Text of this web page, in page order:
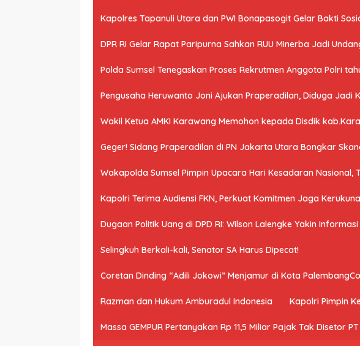
Kapolres Tapanuli Utara dan PWI Bonapasogit Gelar Bakti
DPR RI Gelar Rapat Paripurna Sahkan RUU Minerba Jadi
Polda Sumsel Tenegaskan Proses Rekrutmen Anggota Polri
Pengusaha Heruwanto Joni Ajukan Praperadilan, Diduga Jadi
Wakil Ketua AMKI Karawang Memohon kepada Disdik
Geger! Sidang Praperadilan di PN Jakarta Utara Bongkar
Wakapolda Sumsel Pimpin Upacara Hari Kesadaran Nasional,
Kapolri Terima Audiensi FKN, Perkuat Komitmen Jaga
Dugaan Politik Uang di DPD RI: Wilson Lalengke Yakin
Selingkuh Berkali-kali, Senator SA Harus Dipecat!
Coretan Dinding “Adili Jokowi” Menjamur di Kota
Razman dan Hukum Amburadul Indonesia Kapolri Pimpin
Massa GEMPUR Pertanyakan Rp 11,5 Miliar Pajak Tak Disetor